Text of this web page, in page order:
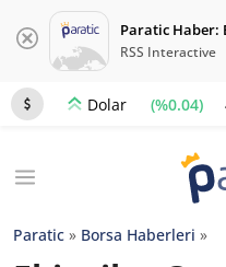
Paratic Haber:
RSS Interactive
Dolar (%0.04)
Paratic » Borsa Haberleri »